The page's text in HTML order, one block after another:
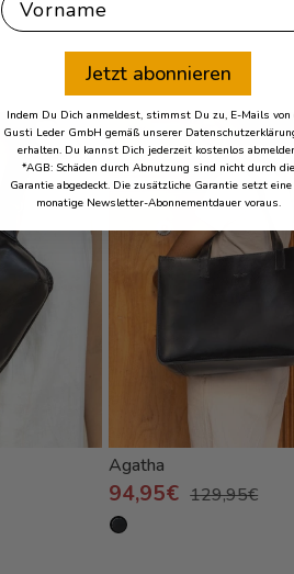
- 27%
Agatha
94,95€ 129,95€
Jetzt abonnieren
Indem Du Dich anmeldest, stimmst Du zu, E-Mails von
Gusti Leder GmbH gemäß unserer
erhalten. Du kannst Dich jederzeit kostenlos
*AGB: Schäden durch Abnutzung sind nicht durch die
Garantie abgedeckt. Die zusätzliche Garantie setzt
monatige Newsletter-Abonnementdauer voraus.